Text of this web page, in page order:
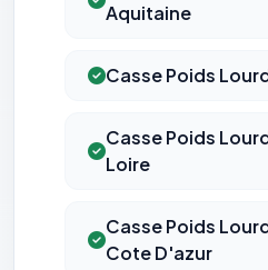
Aquitaine
Casse Poids
Casse Poids
Loire
Casse Poids
Cote D'azur